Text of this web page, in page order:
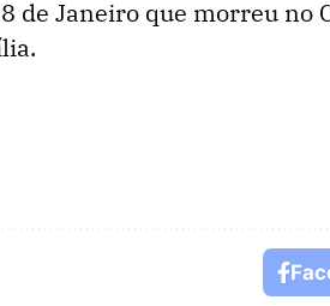
de Janeiro que morreu no